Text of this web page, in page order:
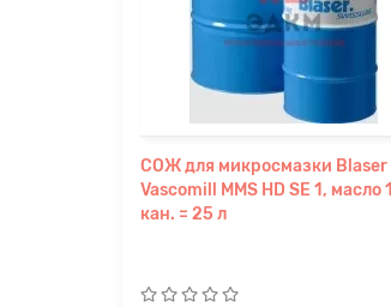
СОЖ для микросмазки Blaser
Vascomill MMS HD SE 1, масло 1
кан. = 25 л